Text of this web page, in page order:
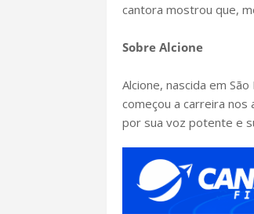
cantora mostrou que,
Sobre Alcione
Alcione, nascida em
começou a carreira nos
por sua voz potente e